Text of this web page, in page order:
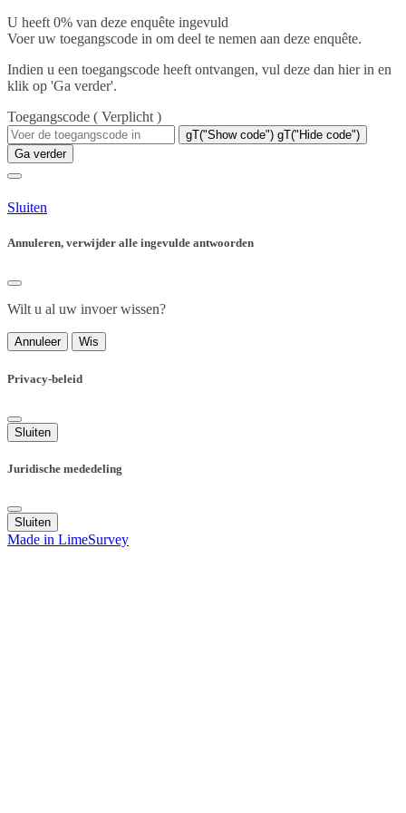
U heeft 0% van deze enquête ingevuld
Voer uw toegangscode in om deel te nemen aan deze enquête.
Indien u een toegangscode heeft ontvangen, vul deze dan hier in en
klik op 'Ga verder'.
Toegangscode ( Verplicht )
gT("Show code") gT("Hide code")
Ga verder
Sluiten
Annuleren, verwijder alle ingevulde antwoorden
Wilt u al uw invoer wissen?
Annuleer Wis
Privacy-beleid
Sluiten
Juridische mededeling
Sluiten
Made in LimeSurvey